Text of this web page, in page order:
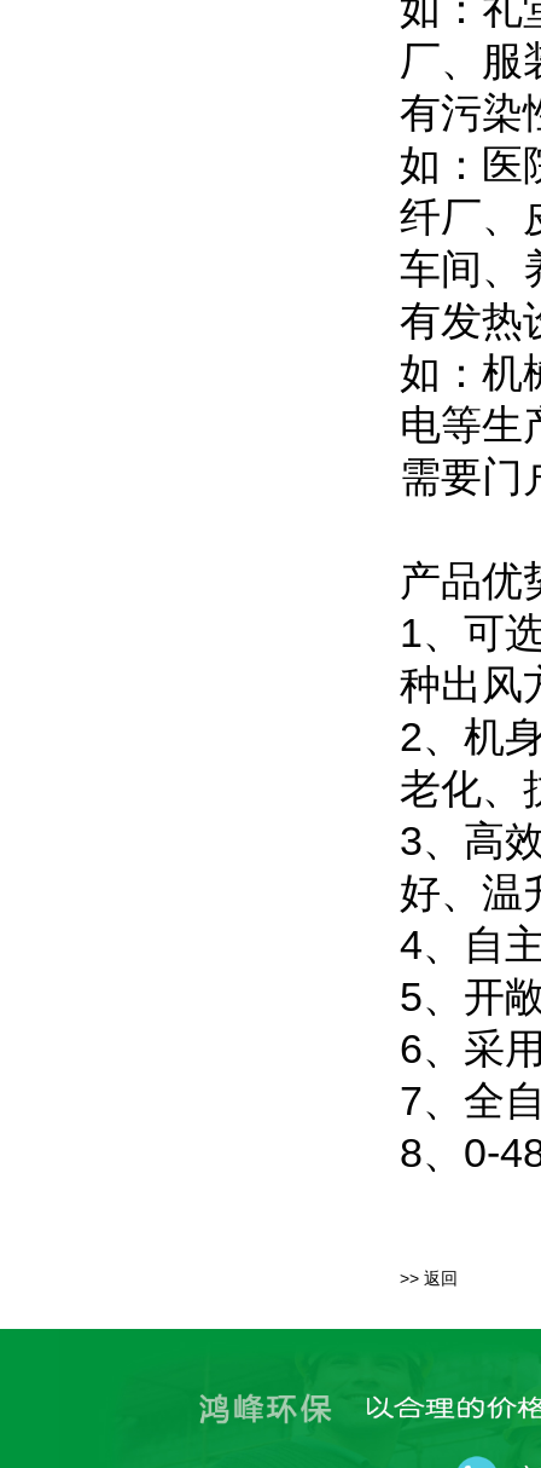
如：礼
厂、服
有污染
如：医
纤厂、
车间、
有发热
如：机
电等生
需要门
产品优
1、可
种出风
2、机
老化、
3、高
好、温
4、自
5、开
6、采
7、全
8、0-
>> 返回